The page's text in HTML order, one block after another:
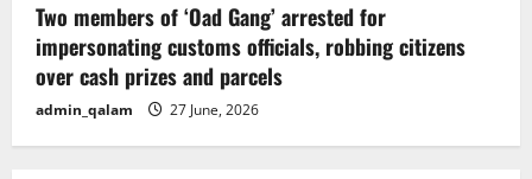
Two members of ‘Oad Gang’ arrested for
impersonating customs officials, robbing citizens
over cash prizes and parcels
admin_qalam 27 June, 2026